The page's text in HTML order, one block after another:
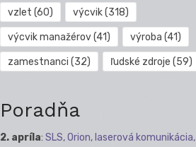
vzlet (60) výcvik(318)
výcvik manažérov(41) výroba (41)
zamestnanci (32) ľudské zdroje (59)
Poradňa
2. apríla: SLS, Orion, laserová komunikácia,